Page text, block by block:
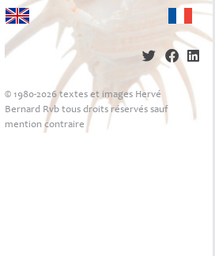
© 1980-2026 textes et images Hervé
Bernard Rvb tous droits réservés sauf
mention contraire